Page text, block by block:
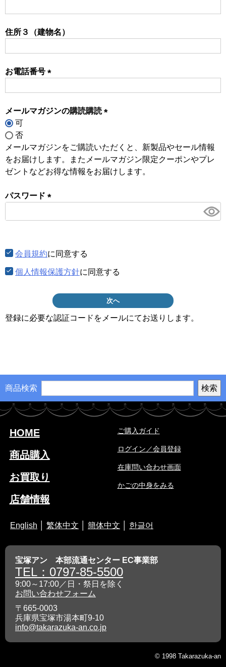
住所３（建物名）
お電話番号
メールマガジンの購読購読
可
否
メールマガジンをご購読いただくと、新製品やセール情報
をお届けします。またメールマガジン限定クーポンやプレ
ゼントなどお得な情報をお届けします。
パスワード
須)
会員規約に同意する
個人情報保護方針に同意する
次へ
登録に必要な認証コードをメールにてお送りします。
商品検索
HOME
商品購入
お買取り
店舗情報
ご購入ガイド
ログイン／会員登録
在庫問い合わせ画面
かごの中身をみる
English 繁体中文 簡体中文 한글어
宝塚アン 本部流通センター EC事業部
TEL：0797-85-5500
9:00～17:00／日・祭日を除く
お問い合わせフォーム
〒665-0003
兵庫県宝塚市湯本町9-10
info@takarazuka-an.co.jp
© 1998 Takarazuka-an